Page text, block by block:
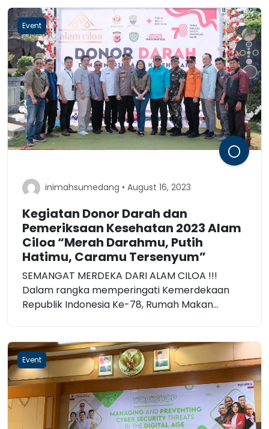
Event
inimahsumedang • August 16, 2023
Kegiatan Donor Darah dan
Pemeriksaan Kesehatan 2023 Alam
Ciloa “Merah Darahmu, Putih
Hatimu, Caramu Tersenyum”
SEMANGAT MERDEKA DARI ALAM CILOA !!!
Dalam rangka memperingati Kemerdekaan
Republik Indonesia Ke-78, Rumah Makan...
Event